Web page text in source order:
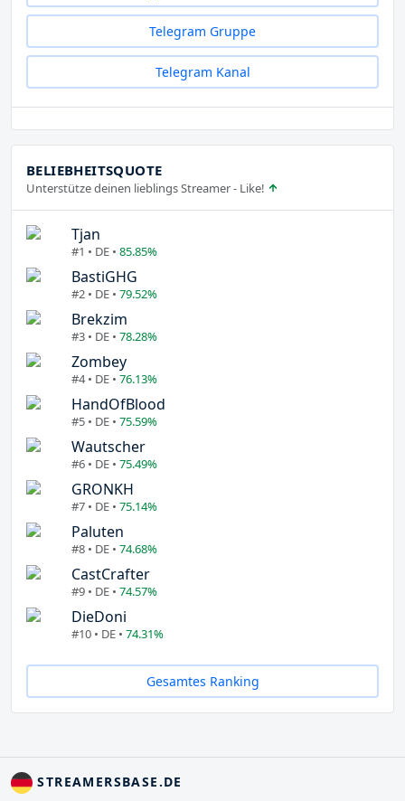
Telegram Gruppe
Telegram Kanal
BELIEBHEITSQUOTE
Unterstütze deinen lieblings Streamer - Like!
Tjan
#1 • DE • 85.85%
BastiGHG
#2 • DE • 79.52%
Brekzim
#3 • DE • 78.28%
Zombey
#4 • DE • 76.13%
HandOfBlood
#5 • DE • 75.59%
Wautscher
#6 • DE • 75.49%
GRONKH
#7 • DE • 75.14%
Paluten
#8 • DE • 74.68%
CastCrafter
#9 • DE • 74.57%
DieDoni
#10 • DE • 74.31%
Gesamtes Ranking
STREAMERSBASE.DE